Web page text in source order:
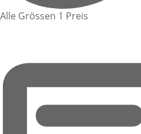
Alle Grössen 1 Preis